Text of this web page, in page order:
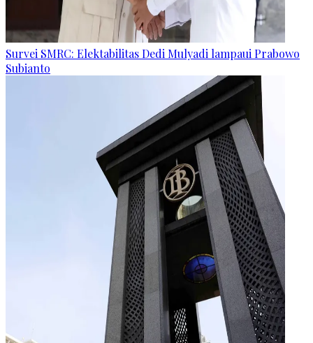
Survei SMRC: Elektabilitas Dedi Mulyadi lampaui Prabowo
Subianto